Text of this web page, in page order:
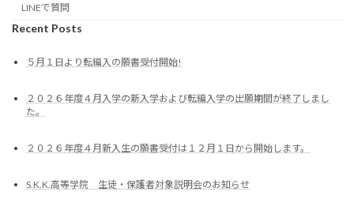
LINEで質問
Recent Posts
５月１日より転編入の願書受付開始!
２０２６年度４月入学の新入学および転編入学の出願期間が終了しまし
た。
２０２６年度４月新入生の願書受付は１２月１日から開始します。
S.K.K.高等学院 生徒・保護者対象説明会のお知らせ